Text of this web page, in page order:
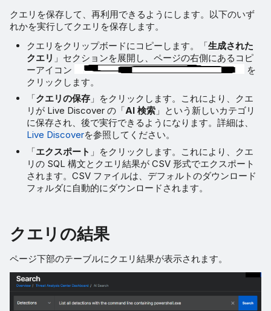
クエリを保存して、再利用できるようにします。以下のいず
れかを実行してクエリを保存します。
クエリをクリップボードにコピーします。「生成された
クエリ 」セクションを展開し、ページの右側にあるコピ
ーアイコン
を
クリックします。
「クエリの保存 」をクリックします。これにより、クエ
リが Live Discover の「AI 検索 」という新しいカテゴリ
に保存され、後で実行できるようになります。詳細は、
Live Discoverを参照してください。
「エクスポート 」をクリックします。これにより、クエ
リの SQL 構文とクエリ結果が CSV 形式でエクスポート
されます。CSV ファイルは、デフォルトのダウンロード
フォルダに自動的にダウンロードされます。
クエリの結果
ページ下部のテーブルにクエリ結果が表示されます。